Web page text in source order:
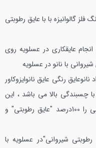
فلز گالوانیزه با با عایق رطوبتی
انجام عایقکاری در عسلویه روی
با نانو در عسلویه
رنگی عایق نانوایزوکاور
چسبندگی بالا می باشد ، این
مواد نانو به سطح فلز می چسبند و شیروانی را 100درصد "عایق رطوبتی" و
شیروانی"در عسلویه با